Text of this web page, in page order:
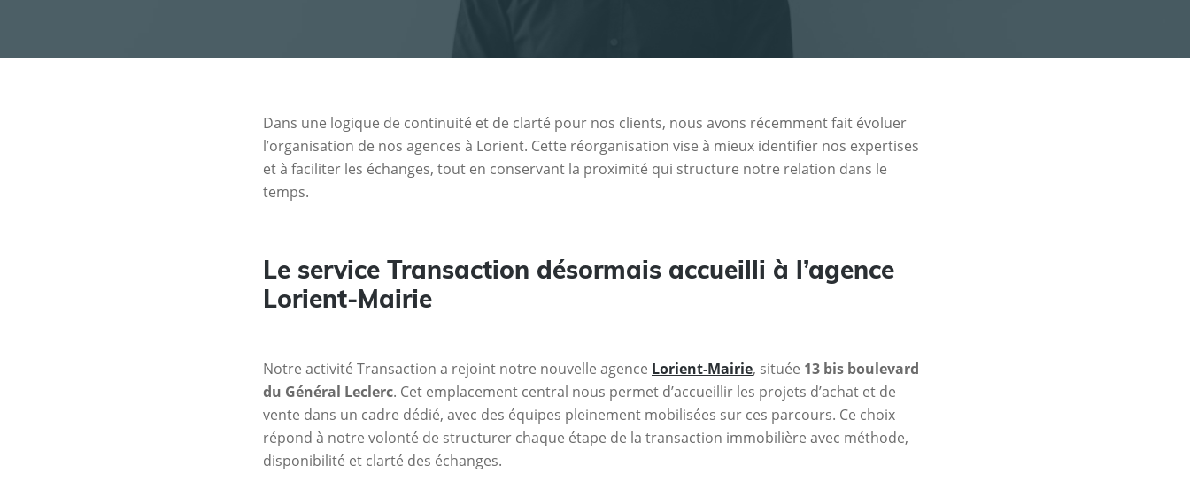
Dans une logique de continuité et de clarté pour nos clients, nous avons récemment fait évoluer
l’organisation de nos agences à Lorient. Cette réorganisation vise à mieux identifier nos expertises
et à faciliter les échanges, tout en conservant la proximité qui structure notre relation dans le
temps.
Le service Transaction désormais accueilli à l’agence
Lorient-Mairie
Notre activité Transaction a rejoint notre nouvelle agence Lorient-Mairie, située 13 bis boulevard
du Général Leclerc. Cet emplacement central nous permet d’accueillir les projets d’achat et de
vente dans un cadre dédié, avec des équipes pleinement mobilisées sur ces parcours. Ce choix
répond à notre volonté de structurer chaque étape de la transaction immobilière avec méthode,
disponibilité et clarté des échanges.